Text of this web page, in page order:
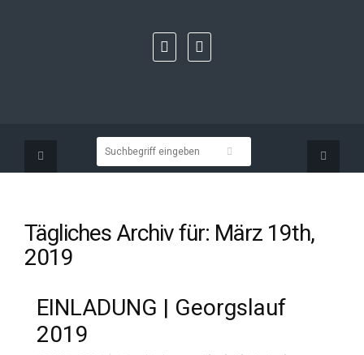
Tägliches Archiv für: März 19th,
2019
EINLADUNG | Georgslauf
2019